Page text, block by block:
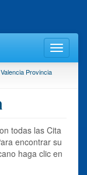
Provincia
todas las Cita
encontrar su
haga clic en